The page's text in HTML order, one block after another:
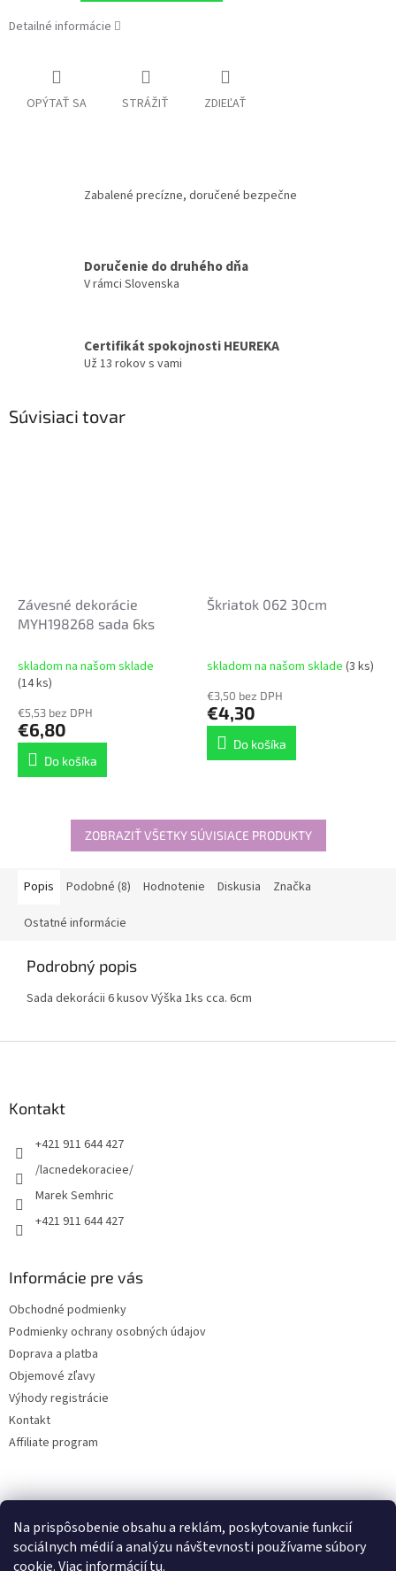
Na prispôsobenie obsahu a reklám, poskytovanie funkcií
sociálnych médií a analýzu návštevnosti používame súbory
cookie. Viac informáciítu.
Detailné informácie
OPÝTAŤ SA STRÁŽIŤ ZDIEĽAŤ
Zabalené precízne, doručené bezpečne
Doručenie do druhého dňa
V rámci Slovenska
Certifikát spokojnosti HEUREKA
Už 13 rokov s vami
Súvisiaci tovar
Závesné dekorácie
MYH198268 sada 6ks
skladom na našom sklade
(14 ks)
€5,53 bez DPH
€6,80
Do košíka
Škriatok 062 30cm
skladom na našom sklade (3 ks)
€3,50 bez DPH
€4,30
Do košíka
ZOBRAZIŤ VŠETKY SÚVISIACE PRODUKTY
Popis Podobné (8) Hodnotenie Diskusia Značka
Ostatné informácie
Podrobný popis
Sada dekorácii 6 kusov Výška 1ks cca. 6cm
Kontakt
+421 911 644 427
/lacnedekoraciee/
Marek Semhric
+421 911 644 427
Informácie pre vás
Obchodné podmienky
Podmienky ochrany osobných údajov
Doprava a platba
Objemové zľavy
Výhody registrácie
Kontakt
Affiliate program